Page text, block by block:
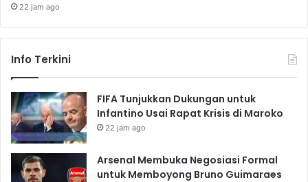
22 jam ago
Info Terkini
FIFA Tunjukkan Dukungan untuk
Infantino Usai Rapat Krisis di Maroko
22 jam ago
Arsenal Membuka Negosiasi Formal
untuk Memboyong Bruno Guimaraes